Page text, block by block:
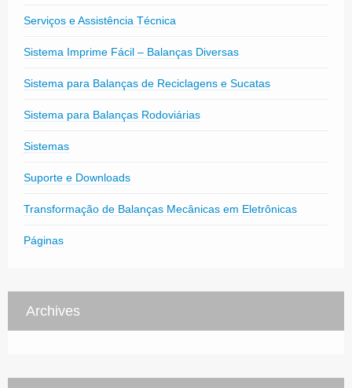
Serviços e Assistência Técnica
Sistema Imprime Fácil – Balanças Diversas
Sistema para Balanças de Reciclagens e Sucatas
Sistema para Balanças Rodoviárias
Sistemas
Suporte e Downloads
Transformação de Balanças Mecânicas em Eletrônicas
Páginas
Archives